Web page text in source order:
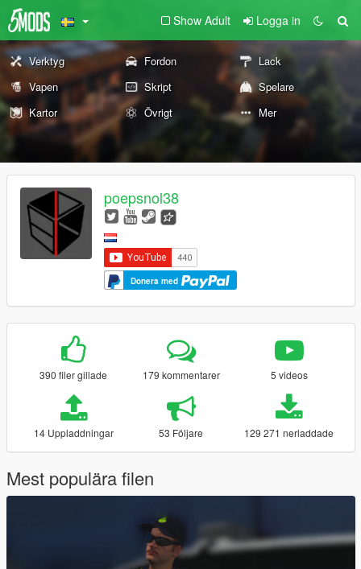
Show Adult Logga in
Verktyg Fordon
Lack
Vapen
Skript
Spelare
Kartor
Övrigt Mer
poepsnol38
Donera med
390 filer gillade 179 kommentarer 5 videos
14 Uppladdningar 53 Följare 129 271 nerladdade
Mest populära filen